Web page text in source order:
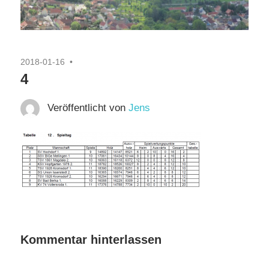
2018-01-16
4
Veröffentlicht von Jens
Kommentar hinterlassen